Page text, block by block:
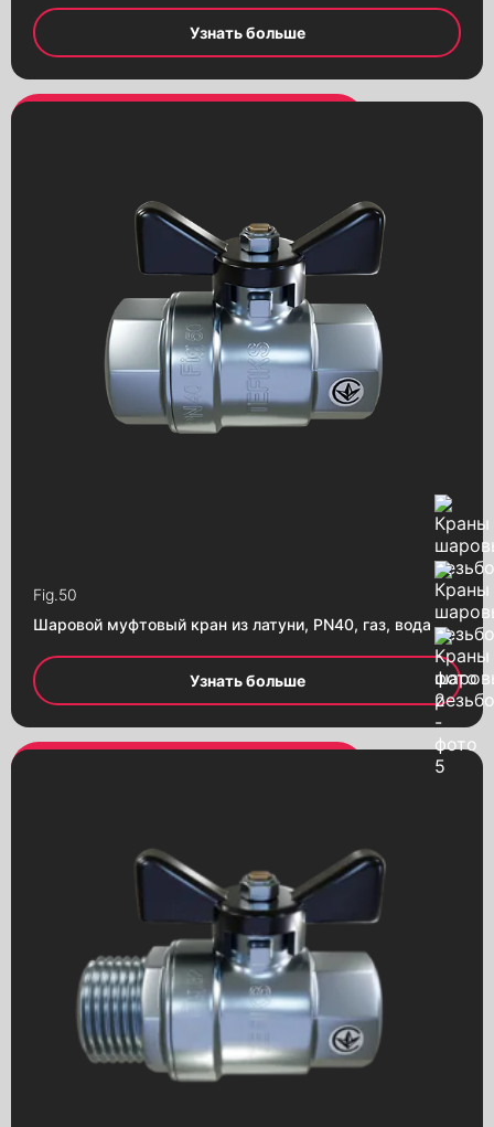
Узнать больше
Fig.50
Шаровой муфтовый кран из латуни, PN40, газ, вода
Узнать больше